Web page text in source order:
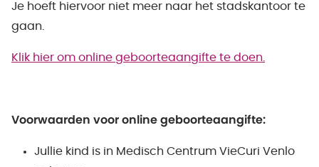
Je hoeft hiervoor niet meer naar het stadskantoor te
gaan.
Klik hier om online geboorteaangifte te doen.
Voorwaarden voor online geboorteaangifte:
Jullie kind is in Medisch Centrum VieCuri Venlo